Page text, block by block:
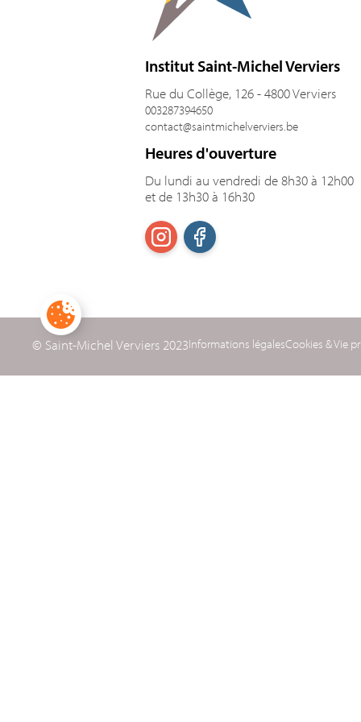
Institut Saint-Michel Verviers
Rue du Collège, 126 - 4800 Verviers
003287394650
contact@saintmichelverviers.be
Heures d'ouverture
Du lundi au vendredi de 8h30 à 12h00
et de 13h30 à 16h30
© Saint-Michel Verviers 2023Informations légalesCookies & Vie